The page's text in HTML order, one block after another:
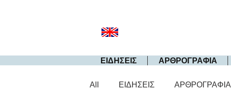
ΕΙΔΗΣΕΙΣ ΑΡΘΡΟΓΡΑΦΙΑ
All ΕΙΔΗΣΕΙΣ ΑΡΘΡΟΓΡΑΦΙΑ